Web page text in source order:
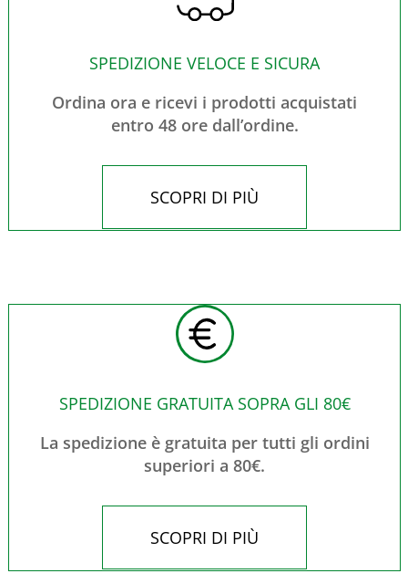
SPEDIZIONE VELOCE E SICURA
Ordina ora e ricevi i prodotti acquistati
entro 48 ore dall’ordine.
SCOPRI DI PIÙ
SPEDIZIONE GRATUITA SOPRA GLI 80€
La spedizione è gratuita per tutti gli ordini
superiori a 80€.
SCOPRI DI PIÙ